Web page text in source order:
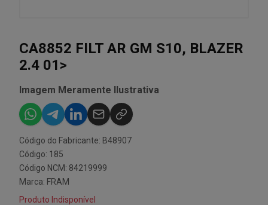
CA8852 FILT AR GM S10, BLAZER
2.4 01>
Imagem Meramente Ilustrativa
Código do Fabricante: B48907
Código: 185
Código NCM: 84219999
Marca: FRAM
Produto Indisponível